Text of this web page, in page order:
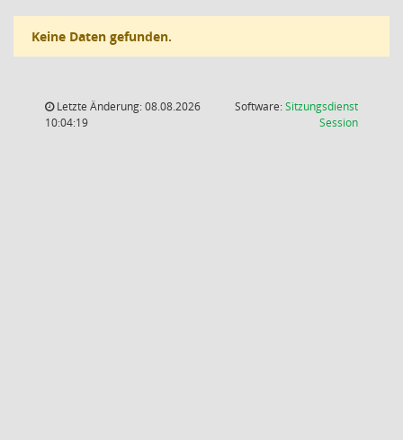
Keine Daten gefunden.
Letzte Änderung: 08.08.2026
10:04:19
Software:Sitzungsdienst
Session(Wird in